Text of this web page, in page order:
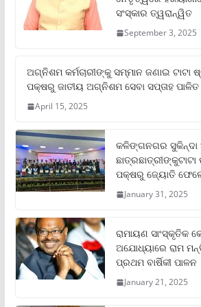
ସଂସ୍କାର ତ୍ୱରାନ୍ୱିତ
September 3, 2025
ଅଗ୍ନିଶମ କର୍ମଚାରୀଙ୍କୁ ସମ୍ମାନ ଜଣାଇ
ପକ୍ଷରୁ ଜାତୀୟ ଅଗ୍ନିଶମ ସେବା ସପ୍ତାହ ପାଳିତ
April 15, 2025
କଳିଙ୍ଗନଗର ସୁକିନ୍ଦା
ପକ୍ଷରୁ ଜ୍ୟୋତି
January 31, 2025
ରାମାୟଣ ସାଂସ୍କୃତିକ
ଅଯୋଧ୍ୟାରେ ରାମ
ପ୍ରଥମ ବାର୍ଷିକୀ ପାଳନ
January 21, 2025